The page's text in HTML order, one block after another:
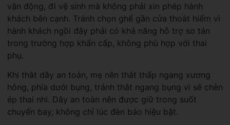
vận động, đi vệ sinh mà không phải xin phép hành
khách bên cạnh. Tránh chọn ghế gần cửa thoát hiểm vì
hành khách ngồi đây phải có khả năng hỗ trợ sơ tán
trong trường hợp khẩn cấp, không phù hợp với thai
phụ.
Khi thắt dây an toàn, mẹ nên thắt thấp ngang xương
hông, phía dưới bụng, tránh thắt ngang bụng vì sẽ chèn
ép thai nhi. Dây an toàn nên được giữ trong suốt
chuyến bay, không chỉ lúc đèn báo hiệu bật.